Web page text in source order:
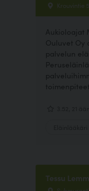
Krouvintie
Aukioloajat
Ouluvet Oy
palvelun
Tessu